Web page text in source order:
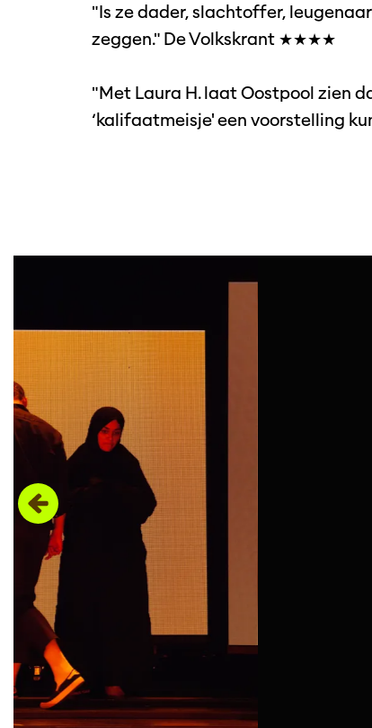
"Is ze dader, slachtoffer,
zeggen." De Volkskrant ★★★★
"Met Laura H. laat Oostpool zien
‘kalifaatmeisje' een voorstelling